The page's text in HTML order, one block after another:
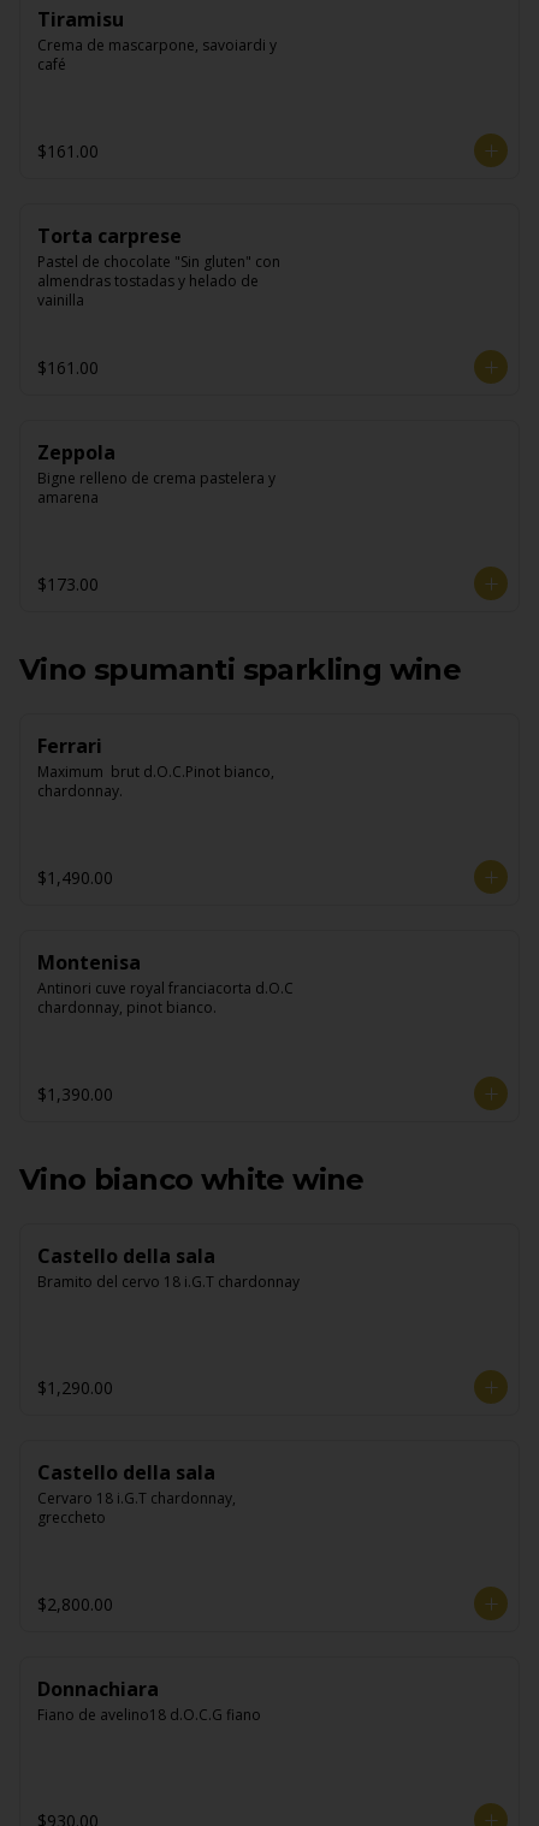
Tiramisu
Crema de mascarpone, savoiardi y
café
$161.00
Torta carprese
Pastel de chocolate "Sin gluten" con
almendras tostadas y helado de
vainilla
$161.00
Zeppola
Bigne relleno de crema pastelera y
amarena
$173.00
Vino spumanti sparkling wine
Ferrari
Maximum  brut d.O.C.Pinot bianco,
chardonnay.
$1,490.00
Montenisa
Antinori cuve royal franciacorta d.O.C
chardonnay, pinot bianco.
$1,390.00
Vino bianco white wine
Castello della sala
Bramito del cervo 18 i.G.T chardonnay
$1,290.00
Castello della sala
Cervaro 18 i.G.T chardonnay,
greccheto
$2,800.00
Donnachiara
Fiano de avelino18 d.O.C.G fiano
$930.00